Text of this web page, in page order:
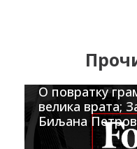
О повратку
велика врата;
Биљана